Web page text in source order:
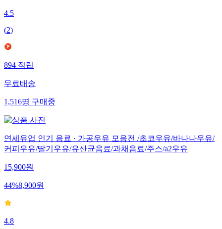
4.5
(2)
894적립
무료배송
1,516명구매중
연세유업 인기 음료 · 가공우유 모음전 /초코우유/바나나우유/
커피우유/딸기우유/유산균음료/과채음료/주스/a2우유
15,900원
44%8,900원
4.8